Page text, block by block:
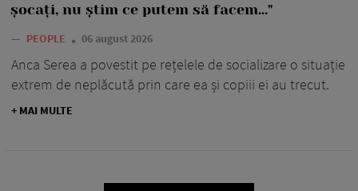
șocați, nu știm ce putem să facem..."
— PEOPLE 06 august 2026
Anca Serea a povestit pe rețelele de socializare o situație
extrem de neplăcută prin care ea și copiii ei au trecut.
+ MAI MULTE